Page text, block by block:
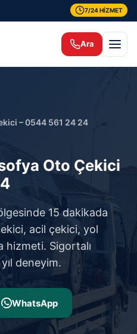
7/24 HİZMET
Ara
– 0544 561 24 24
Oto Çekici
15 dakikada
acil çekici, yol
hizmeti. Sigortalı
deneyim.
WhatsApp